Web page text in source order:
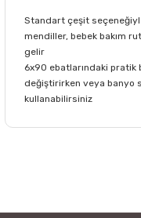
Standart çeşit
mendiller, bebek bakım
gelir
6x90 ebatlarındaki pratik
değiştirirken veya banyo
kullanabilirsiniz